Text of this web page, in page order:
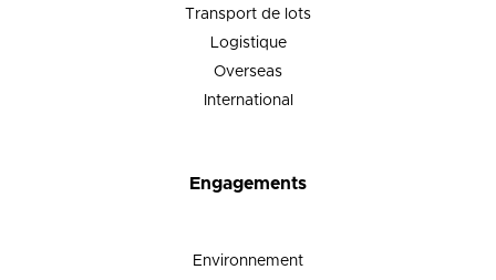
Transport de lots
Logistique
Overseas
International
Engagements
Environnement